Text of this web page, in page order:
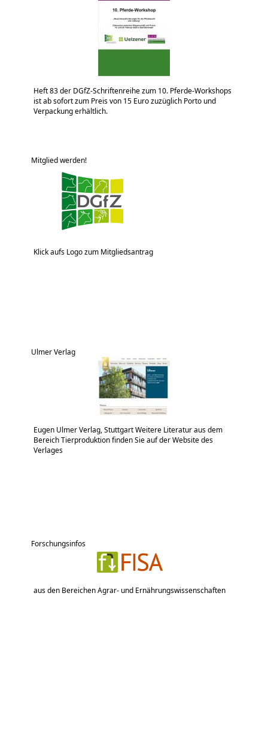
Heft 83 der DGfZ-Schriftenreihe zum 10. Pferde-Workshops
ist ab sofort zum Preis von 15 Euro zuzüglich Porto und
Verpackung erhältlich.
Mitglied werden!
Klick aufs Logo zum Mitgliedsantrag
Ulmer Verlag
Eugen Ulmer Verlag, Stuttgart Weitere Literatur aus dem
Bereich Tierproduktion finden Sie auf der Website des
Verlages
Forschungsinfos
aus den Bereichen Agrar- und Ernährungswissenschaften